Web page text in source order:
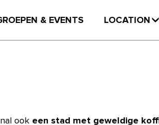
& EVENTS LOCATION
ookeen stad met geweldige